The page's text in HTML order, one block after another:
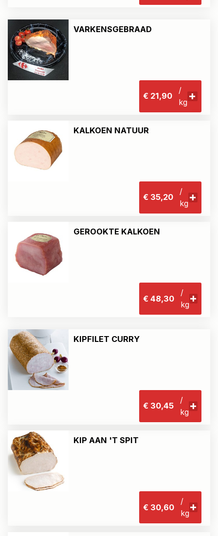
VARKENSGEBRAAD
€ 21,90
/
kg
KALKOEN NATUUR
€ 35,20
/
kg
GEROOKTE KALKOEN
€ 48,30
/
kg
KIPFILET CURRY
€ 30,45
/
kg
KIP AAN 'T SPIT
€ 30,60
/
kg